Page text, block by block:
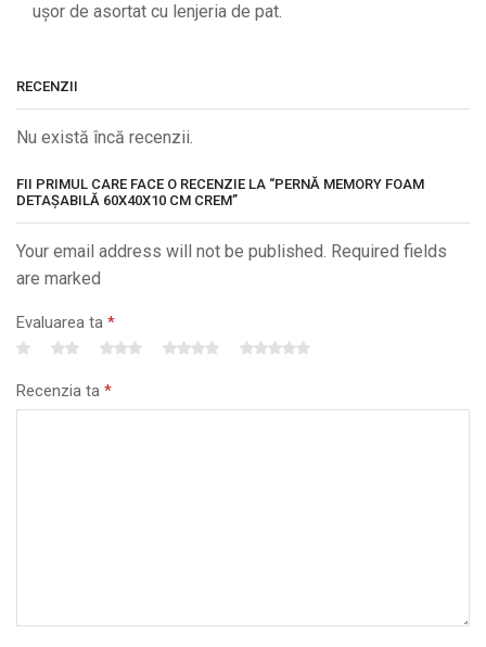
ușor de asortat cu lenjeria de pat.
RECENZII
Nu există încă recenzii.
FII PRIMUL CARE FACE O RECENZIE LA “PERNĂ MEMORY FOAM
DETAȘABILĂ 60X40X10 CM CREM”
Your email address will not be published. Required fields
are marked
Evaluarea ta *
Recenzia ta *